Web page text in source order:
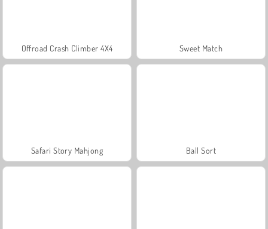
Offroad Crash Climber 4X4 Sweet Match
Safari Story Mahjong Ball Sort